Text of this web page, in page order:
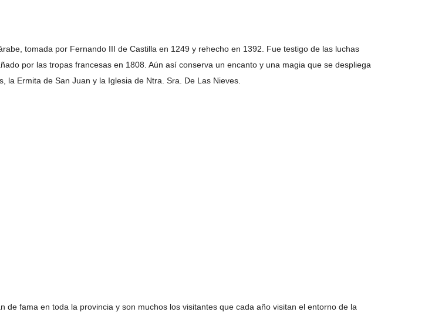
tomada por Fernando III de Castilla en 1249 y rehecho en 1392. Fue testigo de las luchas
por las tropas francesas en 1808. Aún así conserva un encanto y una magia que se despliega
Ermita de San Juan y la Iglesia de Ntra. Sra. De Las Nieves.
fama en toda la provincia y son muchos los visitantes que cada año visitan el entorno de la